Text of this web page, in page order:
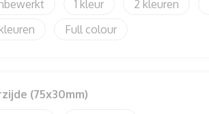
1 2
Full colour
(75x30mm)